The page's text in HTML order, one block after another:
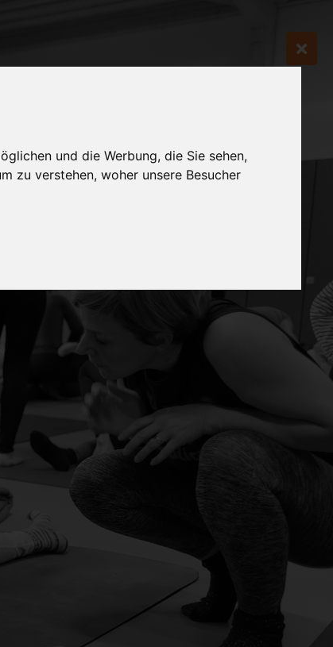
und die Werbung, die Sie sehen,
zu verstehen, woher unsere Besucher